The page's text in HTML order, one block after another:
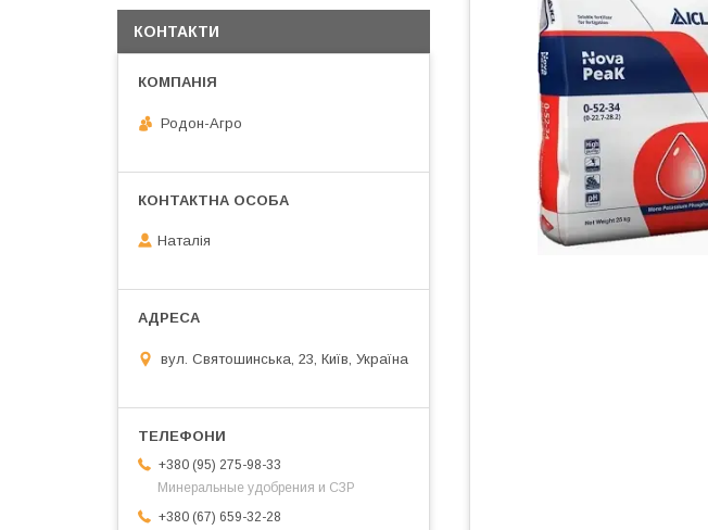
КОНТАКТИ
Родон-Агро
Наталія
вул. Святошинська, 23, Київ, Україна
+380 (95) 275-98-33
Минеральные удобрения и СЗР
+380 (67) 659-32-28